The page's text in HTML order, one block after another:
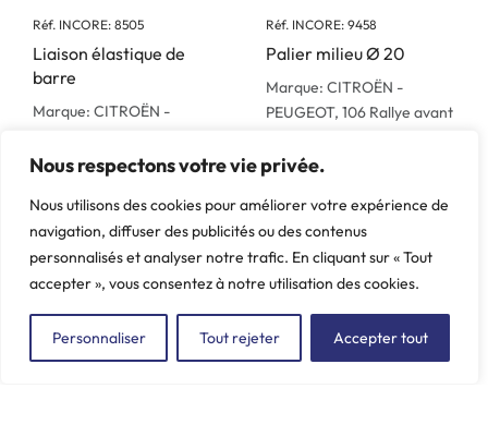
Nous respectons votre vie privée.
Nous utilisons des cookies pour améliorer votre expérience de
navigation, diffuser des publicités ou des contenus
personnalisés et analyser notre trafic. En cliquant sur « Tout
accepter », vous consentez à notre utilisation des cookies.
Personnaliser Tout rejeter Accepter tout
Réf. INCORE: 8505
Liaison élastique de
barre
Marque: CITROËN -
604
Réf. INCORE: 9458
Palier milieu Ø 20
Marque: CITROËN -
PEUGEOT, 106 Rallye avant
Poids: 0.045 kg